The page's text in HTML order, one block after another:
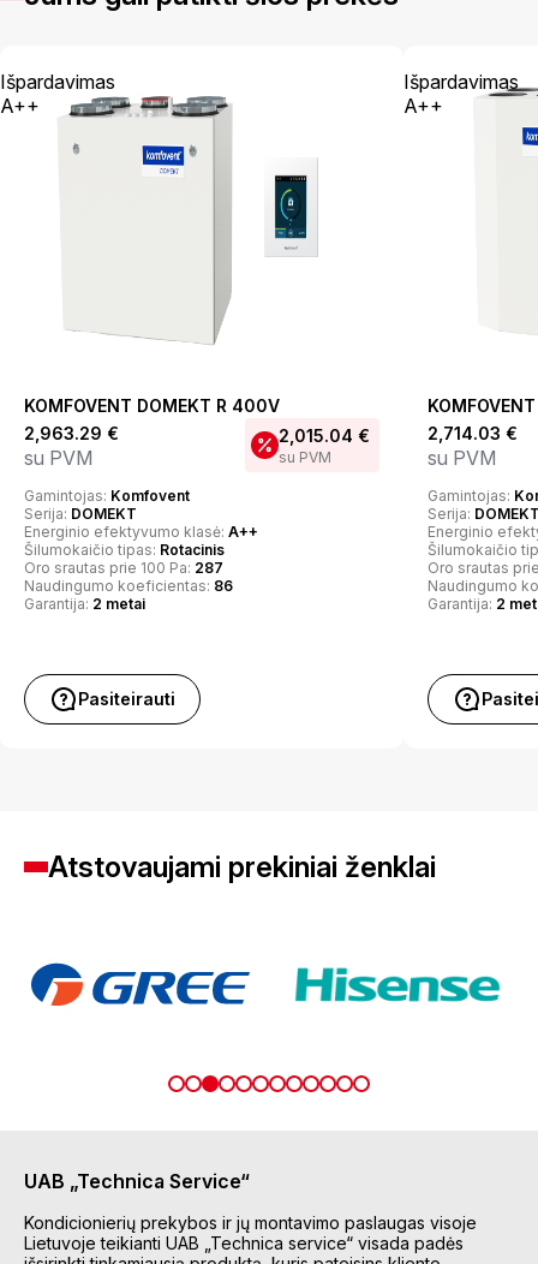
Išpardavimas
A++
KOMFOVENT DOMEKT R 400V
2,963.29 €
su PVM
2,015.04 €
su PVM
Gamintojas: Komfovent
Serija: DOMEKT
Energinio efektyvumo klasė: A++
Šilumokaičio tipas: Rotacinis
Oro srautas prie 100 Pa: 287
Naudingumo koeficientas: 86
Garantija: 2 metai
Pasiteirauti
Išpardavimas
A++
2,714.03 €
su PVM
Gamintojas:
Serija:
Energinio
Šilumokaičio
Oro srautas
Naudingumo
Garantija: 2
Atstovaujami prekiniai ženklai
UAB „Technica Service“
Kondicionierių prekybos ir jų montavimo paslaugas visoje
Lietuvoje teikianti UAB „Technica service“ visada padės